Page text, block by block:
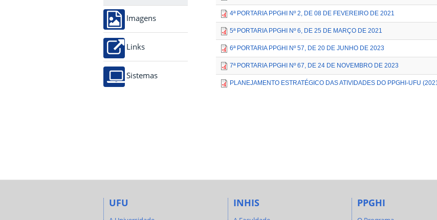
Imagens
Links
Sistemas
4ª PORTARIA PPGHI Nº 2, DE 08 DE FEVEREIRO DE 2021
5ª PORTARIA PPGHI Nº 6, DE 25 DE MARÇO DE 2021
6ª PORTARIA PPGHI Nº 57, DE 20 DE JUNHO DE 2023
7ª PORTARIA PPGHI Nº 67, DE 24 DE NOVEMBRO DE 2023
PLANEJAMENTO ESTRATÉGICO DAS ATIVIDADES DO PPGHI-UFU
UFU INHIS PPGHI